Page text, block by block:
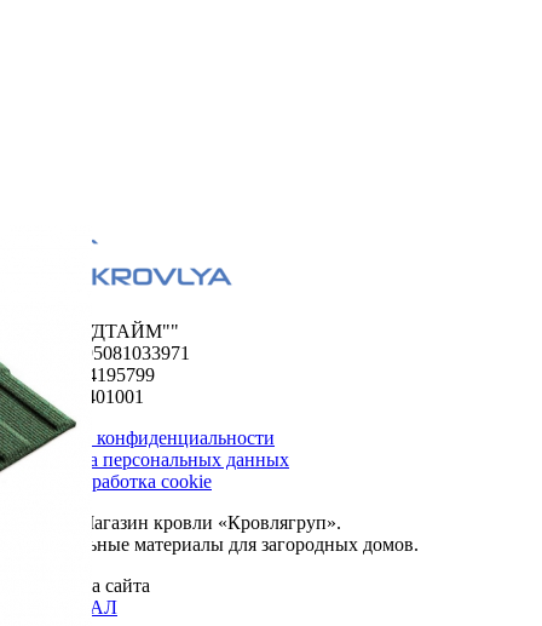
ООО "ФУДТАЙМ""
ОГРН 1195081033971
ИНН 5024195799
КПП 502401001
Политика конфиденциальности
Обработка персональных данных
Сбор и обработка cookie
© 2026. Магазин кровли «Кровлягруп».
Строительные материалы для загородных домов.
Разработка сайта
ОРИГИНАЛ